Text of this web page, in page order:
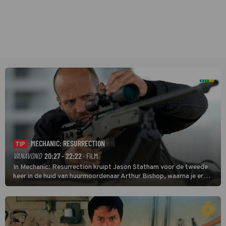
TIP
MECHANIC: RESURRECTION
VANAVOND 20:27 - 22:22· FILM
In Mechanic: Resurrection kruipt Jason Statham voor de tweede
keer in de huid van huurmoordenaar Arthur Bishop, waarna je er
donder op kunt zeggen dat er van Bishops geplande pensioen niet
veel terechtkomt.